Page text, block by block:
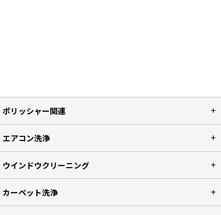
ポリッシャー関連
エアコン洗浄
ウインドウクリーニング
カーペット洗浄